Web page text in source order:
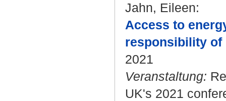
Jahn, Eileen:
Access to
responsibility of
2021
Veranstaltung:
UK's 2021